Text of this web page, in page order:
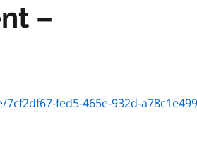
–
a78c1e49975f/download/